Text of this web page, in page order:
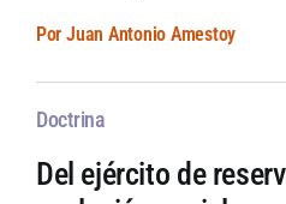
Por Juan Antonio Amestoy
Doctrina
Del ejército de